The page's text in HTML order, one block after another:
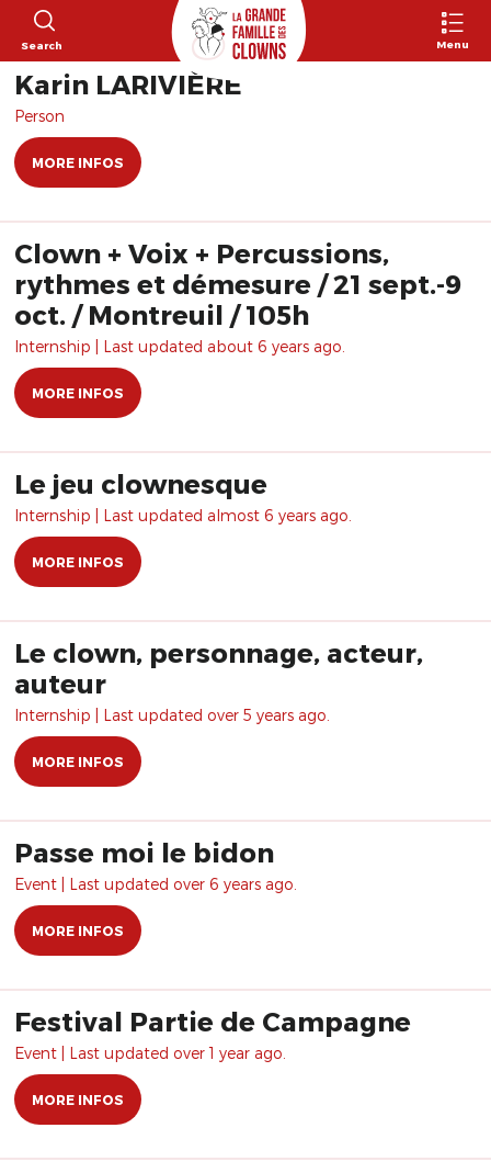
Search Menu
Karin LARIVIÈRE
Person
MORE INFOS
Clown + Voix + Percussions,
rythmes et démesure / 21 sept.-9
oct. / Montreuil / 105h
Internship | Last updated about 6 years ago.
MORE INFOS
Le jeu clownesque
Internship | Last updated almost 6 years ago.
MORE INFOS
Le clown, personnage, acteur,
auteur
Internship | Last updated over 5 years ago.
MORE INFOS
Passe moi le bidon
Event | Last updated over 6 years ago.
MORE INFOS
Festival Partie de Campagne
Event | Last updated over 1 year ago.
MORE INFOS